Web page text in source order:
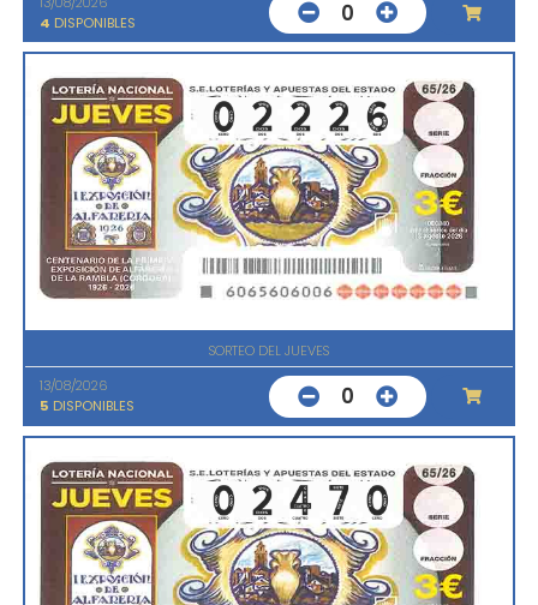
4 DISPONIBLES 0
SORTEO DEL JUEVES
13/08/2026
5 DISPONIBLES 0